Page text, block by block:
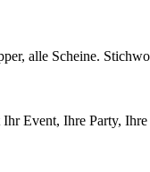
alle Scheine.
Event, Ihre Party,